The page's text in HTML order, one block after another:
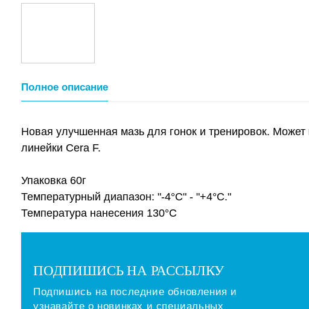
Полное описание
Новая улучшенная мазь для гонок и тренировок. Может
линейки Cera F.
Упаковка 60г
Температурный диапазон: "-4°С" - "+4°С."
Температура нанесения 130°С
ПОДПИШИСЬ НА РАССЫЛКУ
Подпишись на последние обновления и
узнавайте о новинках и специальных